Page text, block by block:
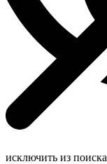
исключить из поиска